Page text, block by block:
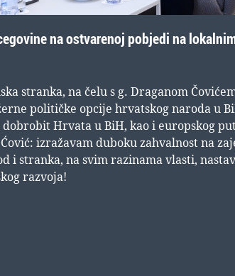
na ostvarenoj pobjedi na
stranka, na čelu s g. Draganom
političke opcije hrvatskog naroda u
Hrvata u BiH, kao i europskog
izražavam duboku zahvalnost na
i stranka, na svim razinama vlasti,
razvoja!